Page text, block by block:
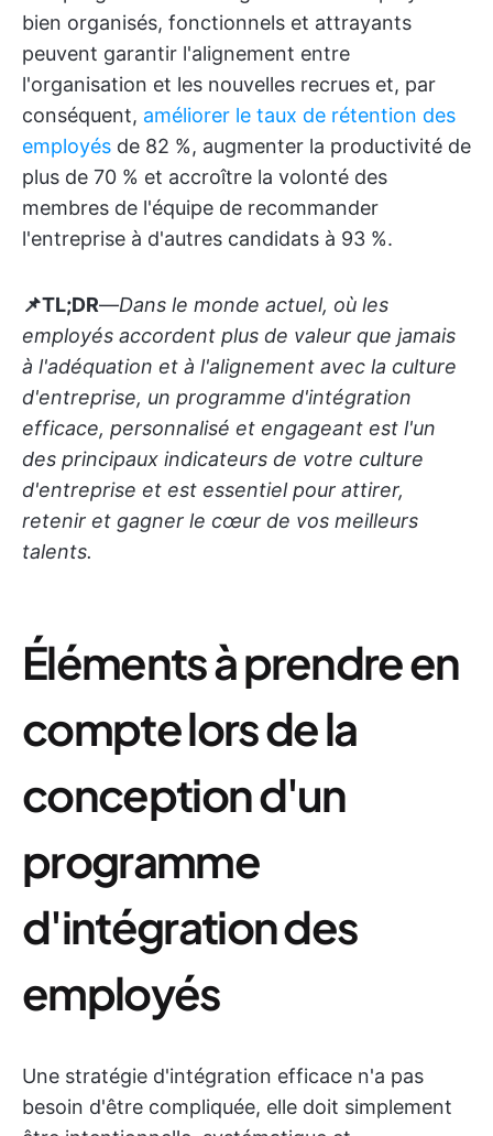
bien organisés, fonctionnels et attrayants
peuvent garantir l'alignement entre
l'organisation et les nouvelles recrues et, par
conséquent, améliorer le taux de rétention des
employés de 82 %, augmenter la productivité de
plus de 70 % et accroître la volonté des
membres de l'équipe de recommander
l'entreprise à d'autres candidats à 93 %.
📌TL;DR—Dans le monde actuel, où les
employés accordent plus de valeur que jamais
à l'adéquation et à l'alignement avec la culture
d'entreprise, un programme d'intégration
efficace, personnalisé et engageant est l'un
des principaux indicateurs de votre culture
d'entreprise et est essentiel pour attirer,
retenir et gagner le cœur de vos meilleurs
talents.
Éléments à prendre en
compte lors de la
conception d'un
programme
d'intégration des
employés
Une stratégie d'intégration efficace n'a pas
besoin d'être compliquée, elle doit simplement